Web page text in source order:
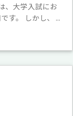
、大学入試にお
す。 しかし、 ...